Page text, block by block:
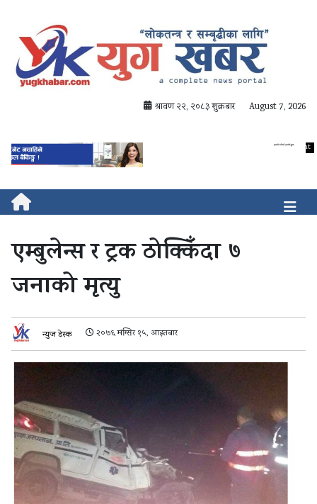
श्रावण २२, २०८३ शुक्रबार August 7, 2026
एम्बुलेन्स र ट्रक ठोक्किँदा ७
जनाको मृत्यु
न्युज डेस्क २०७६ मंग्सिर १५, आइतबार